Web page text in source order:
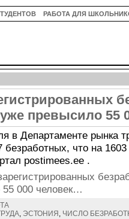
РАБОТА ДЛЯ
превысило 55
в Департаменте рынка
безработных, что на
postimees.ee .
000 человек…
, ЭСТОНИЯ , ЧИСЛО